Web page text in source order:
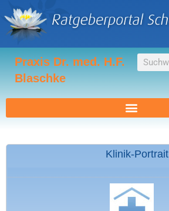
Inhalt
springen
Praxis Dr. med. H.F.
Blaschke
Suche
Klinik-Portrait